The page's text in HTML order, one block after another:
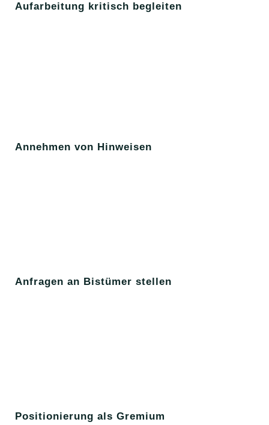
Aufarbeitung kritisch begleiten
Annehmen von Hinweisen
Anfragen an Bistümer stellen
Positionierung als Gremium